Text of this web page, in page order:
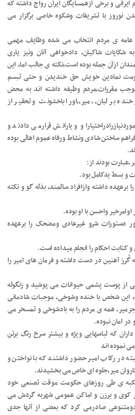
ایرانی و برخی ازهمسایگان ایران رواج داشته که
نوروز با تشریفات وشکوه خاصی برگزار می
عامه ی مردم انتخاب می شده وظایف مهمی
شکایات شاکیان، دادخواهی آنان ونیز یاری
ازآن جمله بوده است،نکته ی جالب اما، این
حکومت نمادین خویش حق خندیدن و حتی تبسم
مقررات،مردم وظیفه داشته اند به محض
بر لبان،، میر،،اورا باخشونت و تحقیر از
و یارانش قرارمی دادند و
ساختن شادی ونشاط ورفاه عموم اهالی بوده
بودند از:
داشته وازافراد سالمند، بذله گو و نکته
شرو غیرعادی ومضحک را برعهده
گُرز آهنین در دست داشته و فرمان های امیر را
از پوست پشمی حیوانات می پوشید و زنگوله
این شخص با خنده وشوخی، موجبات شادمانی
همه ی مردم را به بادشوخی و تمسخر می
امان نبوده.
که لباسهایی ویژه و بیشتر سرخ رنگ برتن
نموده اند
در رکاب امیر حضور داشتند که با نواختن و
میر،جلوه ای خاص می بخشیدند.
ی طی روزهای حکومت موقت تصنعی خود
کوی و برزن و اماکن عمومی شهربه گردش می
صادرمی کرد که بعضی از آنها جدی